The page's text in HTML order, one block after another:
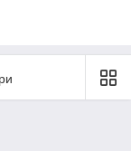
співпрацювати.